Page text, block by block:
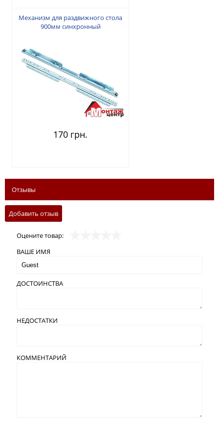
Механизм для раздвижного стола
900мм синхронный
170 грн.
Отзывы
Добавить отзыв
Оцените товар:
ВАШЕ ИМЯ
ДОСТОИНСТВА
НЕДОСТАТКИ
КОММЕНТАРИЙ